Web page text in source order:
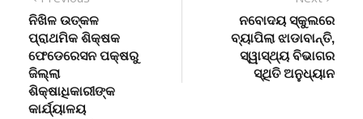
navigation
post:
ନିଖିଳ ଉତ୍କଳ
ପ୍ରାଥମିକ ଶିକ୍ଷକ
ଫେଡେରେସନ ପକ୍ଷରୁ
ଜିଲ୍ଲା
ଶିକ୍ଷାଧିକାରୀଙ୍କ
କାର୍ଯ୍ୟାଳୟ
post:
ନବୋଦୟ ସ୍କୁଲରେ
ବ୍ୟାପିଲା ଝାଡାବାନ୍ତି,
ସ୍ୱାସ୍ଥ୍ୟ ବିଭାଗର
ସ୍ଥିତି ଅନୁଧ୍ୟାନ